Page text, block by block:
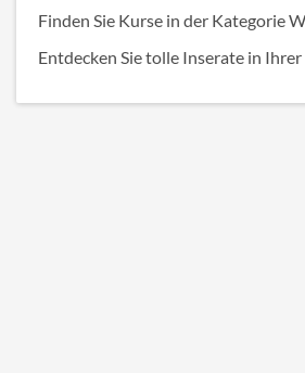
Finden Sie Kurse in der Kategorie
Entdecken Sie tolle Inserate in